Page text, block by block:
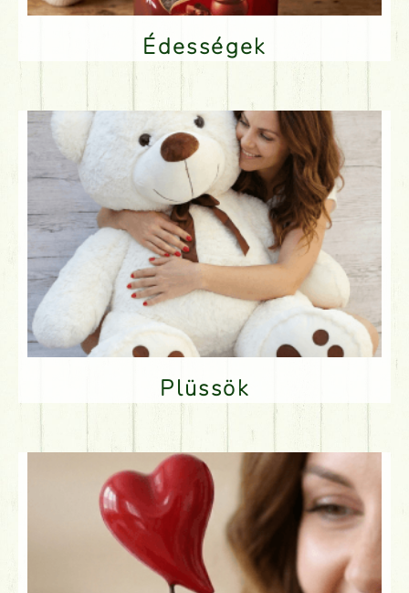
Édességek
Plüssök